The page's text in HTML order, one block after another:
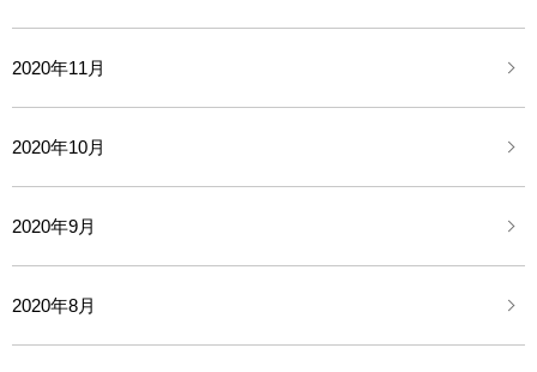
2020年11月
2020年10月
2020年9月
2020年8月